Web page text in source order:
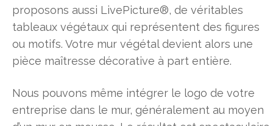
proposons aussi LivePicture®, de véritables
tableaux végétaux qui représentent des figures
ou motifs. Votre mur végétal devient alors une
pièce maîtresse décorative à part entière.
Nous pouvons même intégrer le logo de votre
entreprise dans le mur, généralement au moyen